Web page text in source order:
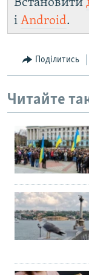
Встановити
і Android.
Поділитись
Читайте